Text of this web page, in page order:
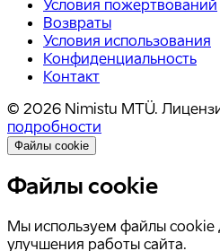
Условия пожертвований
Возвраты
Условия использования
Конфиденциальность
Контакт
© 2026 Nimistu MTÜ.
подробности
Файлы cookie
Файлы cookie
Мы используем файлы cookie
улучшения работы сайта.